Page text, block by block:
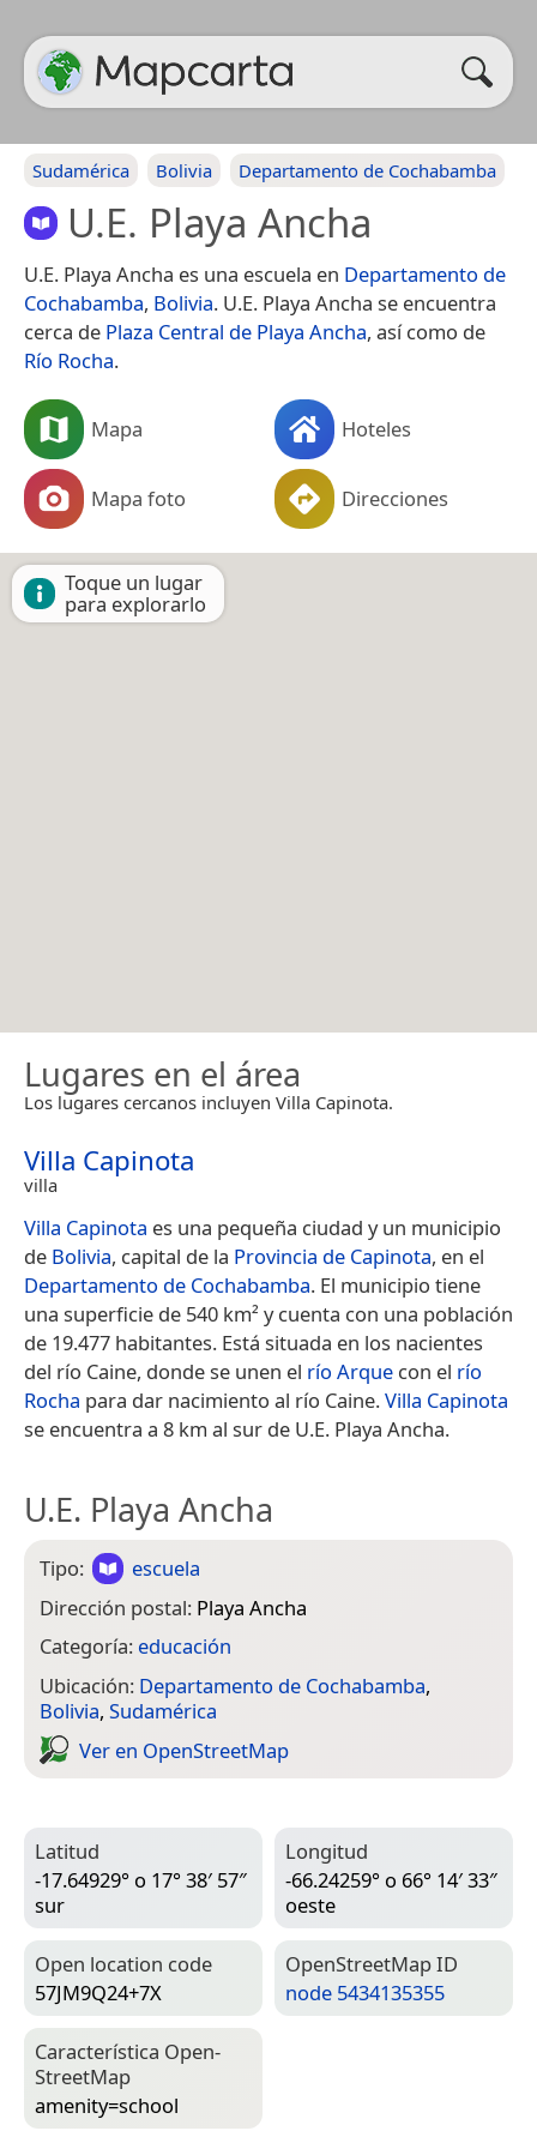
Sudamérica Bolivia Departamento de Cochabamba
U.E. Playa Ancha
U.E. Playa Ancha es una escuela en Departamento de
Cochabamba, Bolivia. U.E. Playa Ancha se encuentra
cerca de Plaza Central de Playa Ancha, así como de
Río Rocha.
Mapa Hoteles
Mapa foto Direcciones
Toque un lugar
para explorarlo
Lugares en el área
Los lugares cercanos incluyen Villa Capinota.
Villa Capinota
villa
Villa Capinota es una pequeña ciudad y un municipio
de Bolivia, capital de la Provincia de Capinota, en el
Departamento de Cochabamba. El municipio tiene
una superficie de 540 km² y cuenta con una población
de 19.477 habitantes.​ Está situada en los nacientes
del río Caine, donde se unen el río Arque con el río
Rocha para dar nacimiento al río Caine.Villa Capinota
se encuentra a 8 km al sur de U.E. Playa Ancha.
U.E. Playa Ancha
Tipo:
escuela
Dirección postal: Playa Ancha
Categoría: educación
Ubicación: Departamento de Cochabamba,
Bolivia, Sudamérica
Ver en Open­Street­Map
Latitud
-17.64929° o 17° 38′ 57″
sur
Longitud
-66.24259° o 66° 14′ 33″
oeste
Open location code
57JM9Q24+7X
Open­Street­Map ID
node 5434135355
Característica Open­
Street­Map
amenity=­school